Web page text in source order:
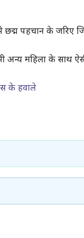
पहचान के जरिए
महिला के साथ
के हवाले